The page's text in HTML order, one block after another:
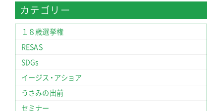
カテゴリー
１８歳選挙権
RESAS
SDGs
イージス・アショア
うさみの出前
セミナー